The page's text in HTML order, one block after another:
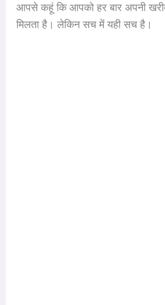
आपसे कहूं कि आपको हर बार अपनी
मिलता है। लेकिन सच में यही सच है।